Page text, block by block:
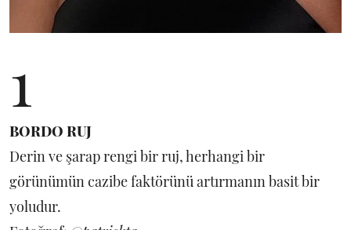
1
BORDO RUJ
Derin ve şarap rengi bir ruj, herhangi bir
görünümün cazibe faktörünü artırmanın basit bir
yoludur.